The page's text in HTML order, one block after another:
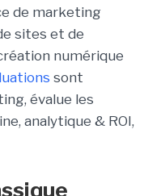
de marketing
sites et de
numérique
sont
évalue les
analytique & ROI,